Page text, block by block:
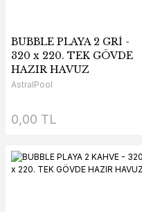
BUBBLE PLAYA 2 GRİ -
320 x 220. TEK GÖVDE
HAZIR HAVUZ
AstralPool
0,00 TL